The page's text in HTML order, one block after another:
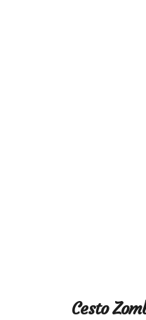
Cesto